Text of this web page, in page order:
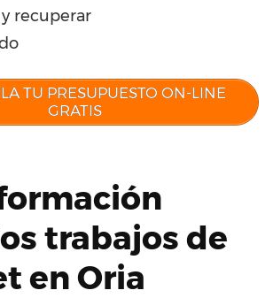
recuperar
TU PRESUPUESTO ON-LINE
GRATIS
trabajos de
en Oria